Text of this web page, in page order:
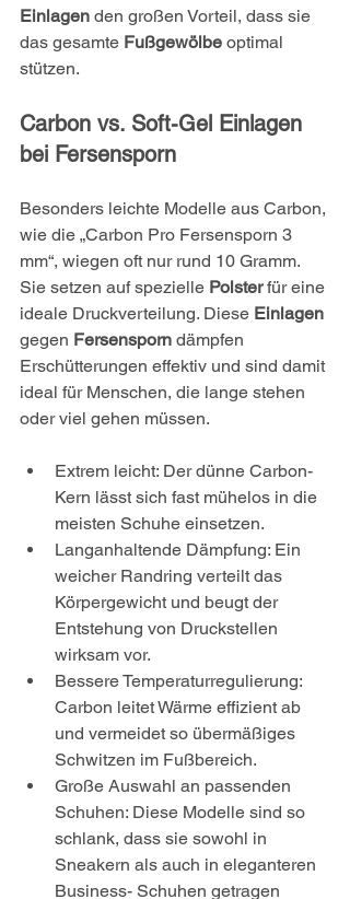
Einlagen den großen Vorteil, dass sie
das gesamte Fußgewölbe optimal
stützen.
Carbon vs. Soft-Gel Einlagen
bei Fersensporn
Besonders leichte Modelle aus Carbon,
wie die „Carbon Pro Fersensporn 3
mm“, wiegen oft nur rund 10 Gramm.
Sie setzen auf spezielle Polster für eine
ideale Druckverteilung. Diese Einlagen
gegen Fersensporn dämpfen
Erschütterungen effektiv und sind damit
ideal für Menschen, die lange stehen
oder viel gehen müssen.
Extrem leicht: Der dünne Carbon-
Kern lässt sich fast mühelos in die
meisten Schuhe einsetzen.
Langanhaltende Dämpfung: Ein
weicher Randring verteilt das
Körpergewicht und beugt der
Entstehung von Druckstellen
wirksam vor.
Bessere Temperaturregulierung:
Carbon leitet Wärme effizient ab
und vermeidet so übermäßiges
Schwitzen im Fußbereich.
Große Auswahl an passenden
Schuhen: Diese Modelle sind so
schlank, dass sie sowohl in
Sneakern als auch in eleganteren
Business- Schuhen getragen